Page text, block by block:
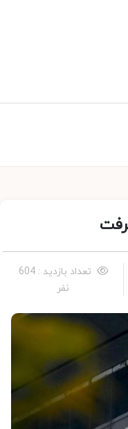
تعداد بازدید : 604
نفر